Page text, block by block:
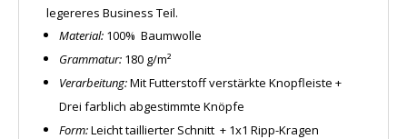
legereres Business Teil.
Material: 100% Baumwolle
Grammatur: 180 g/m²
Verarbeitung:Mit Futterstoff verstärkte Knopfleiste +
Drei farblich abgestimmte Knöpfe
Form:Leicht taillierter Schnitt + 1x1 Ripp-Kragen